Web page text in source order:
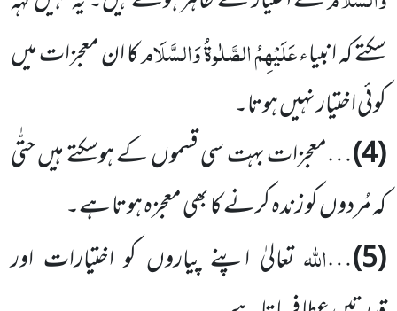
سکتے کہ انبیاءعَلَیْہِمُ الصَّلٰوۃُ وَالسَّلَامکا ان معجزات میں
کوئی اختیار نہیں ہوتا۔
(4) …معجزات بہت سی قسموں کے ہوسکتے ہیں حتّٰی
کہ مُردوں کو زندہ کرنے کا بھی معجزہ ہوتا ہے۔
(5)
…اللہتعالیٰ اپنے پیاروں کو اختیارات اور